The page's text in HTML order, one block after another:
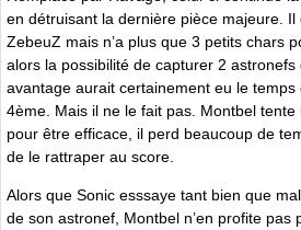
en détruisant la dernière pièce majeure. Il
ZebeuZ mais n’a plus que 3 petits chars
alors la possibilité de capturer 2
avantage aurait certainement eu le
4ème. Mais il ne le fait pas. Montbel
pour être efficace, il perd beaucoup de
de le rattraper au score.
Alors que Sonic esssaye tant bien que
de son astronef, Montbel n’en profite pas